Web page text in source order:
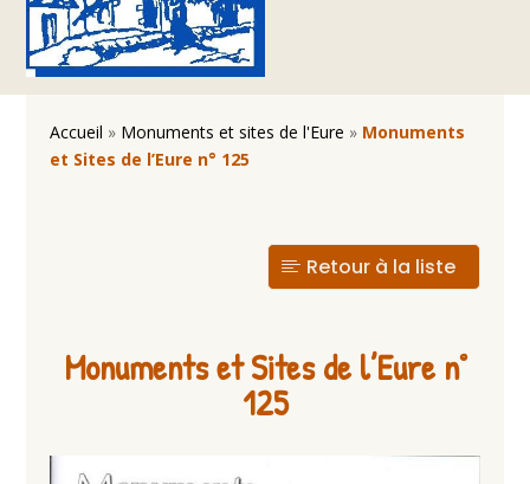
Accueil » Monuments et sites de l'Eure » Monuments
et Sites de l’Eure n° 125
Retour à la liste
Monuments et Sites de l’Eure n°
125